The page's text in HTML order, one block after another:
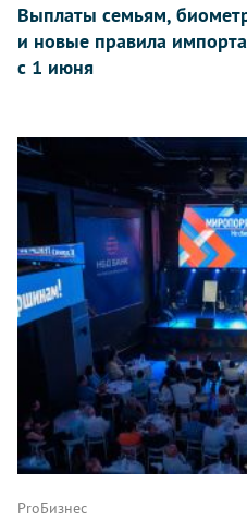
Выплаты семьям,
и новые правила
с 1 июня
ProБизнес